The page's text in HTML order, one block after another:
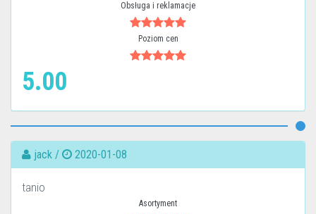
Obsługa i reklamacje
Poziom cen
5.00
jack / 2020-01-08
tanio
Asortyment